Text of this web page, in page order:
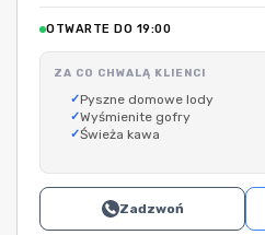
OTWARTE DO 19:00
ZA CO CHWALĄ KLIENCI
Pyszne domowe lody
Wyśmienite gofry
Świeża kawa
Zadzwoń